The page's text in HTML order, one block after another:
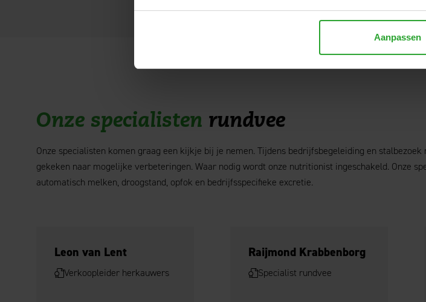
Aanpassen
Onze specialisten rundvee
Onze specialisten komen graag een kijkje bij je nemen. Tijdens bedrijfsbegeleiding en
gekeken naar mogelijke verbeteringen. Waar nodig wordt onze nutritionist ingeschakeld. Onze
automatisch melken, droogstand, opfok en bedrijfsspecifieke excretie.
Leon van Lent
Verkoopleider herkauwers
Raijmond Krabbenborg
Specialist rundvee